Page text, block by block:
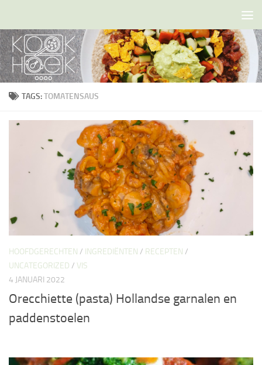
TAGS:TOMATENSAUS
HOOFDGERECHTEN / INGREDIËNTEN / RECEPTEN /
UNCATEGORIZED / VIS
4 JANUARI 2022
Orecchiette (pasta) Hollandse garnalen en
paddenstoelen